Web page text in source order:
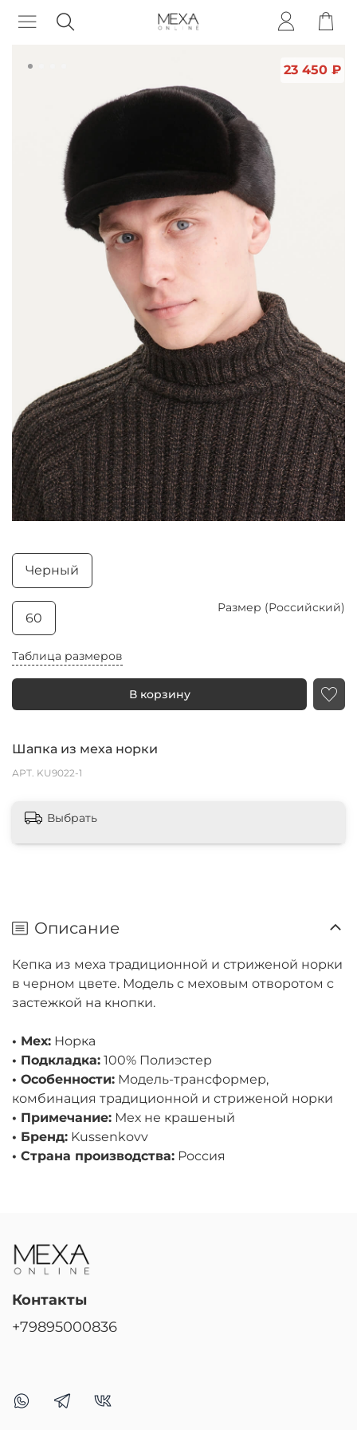
Шапка из меха норки
23 450 ₽
АРТ. KU9022-1
Таблица размеров
В корзину
Черный
Размер (Российский)
60
Выбрать
Описание
Кепка из меха традиционной и стриженой норки
в черном цвете. Модель с меховым отворотом с
застежкой на кнопки.
• Мех: Норка
• Подкладка: 100% Полиэстер
• Особенности: Модель-трансформер,
комбинация традиционной и стриженой норки
• Примечание: Мех не крашеный
• Бренд: Kussenkovv
• Страна производства: Россия
Контакты
+79895000836